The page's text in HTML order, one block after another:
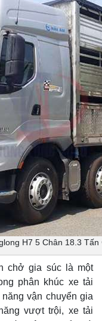
H7 5 Chân 18.3 Tấn
chở gia súc là một
phân khúc xe tải
vận chuyển gia
vượt trội, xe tải